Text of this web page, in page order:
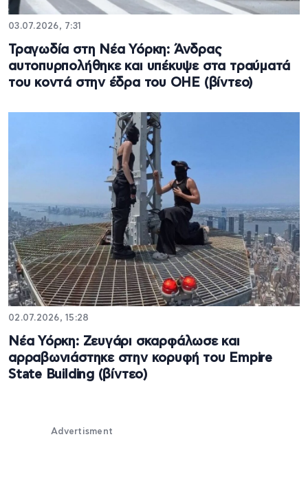
03.07.2026, 7:31
Τραγωδία στη Νέα Υόρκη: Άνδρας
αυτοπυρπολήθηκε και υπέκυψε στα τραύματά
του κοντά στην έδρα του ΟΗΕ (βίντεο)
02.07.2026, 15:28
Νέα Υόρκη: Ζευγάρι σκαρφάλωσε και
αρραβωνιάστηκε στην κορυφή του Empire
State Building (βίντεο)
Advertisment